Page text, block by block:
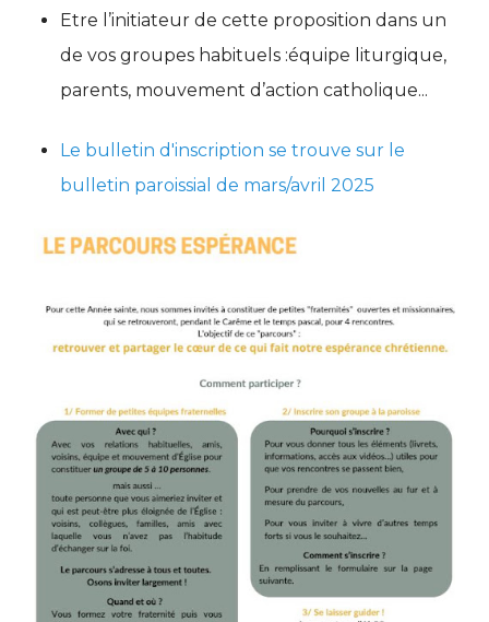
Etre l’initiateur de cette proposition dans un
de vos groupes habituels :équipe liturgique,
parents, mouvement d’action catholique...
Le bulletin d'inscription se trouve sur le
bulletin paroissial de mars/avril 2025